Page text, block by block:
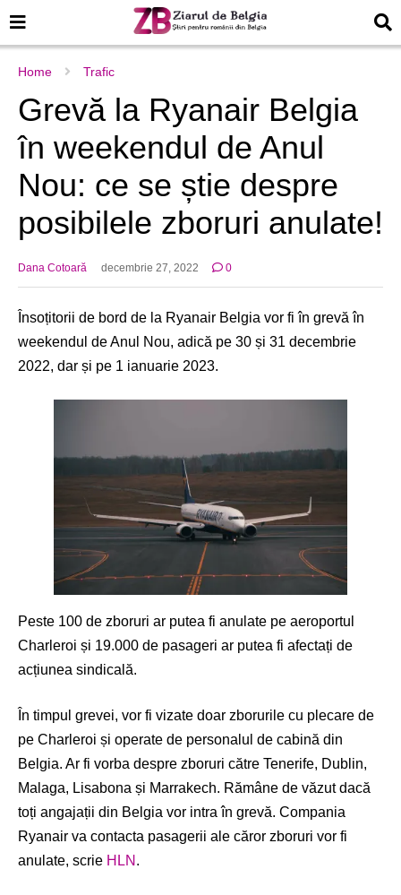
Home Trafic
Grevă la Ryanair Belgia
în weekendul de Anul
Nou: ce se știe despre
posibilele zboruri anulate!
Dana Cotoară decembrie 27, 2022 0
Însoțitorii de bord de la Ryanair Belgia vor fi în grevă în
weekendul de Anul Nou, adică pe 30 și 31 decembrie
2022, dar și pe 1 ianuarie 2023.
Peste 100 de zboruri ar putea fi anulate pe aeroportul
Charleroi și 19.000 de pasageri ar putea fi afectați de
acțiunea sindicală.
În timpul grevei, vor fi vizate doar zborurile cu plecare de
pe Charleroi și operate de personalul de cabină din
Belgia. Ar fi vorba despre zboruri către Tenerife, Dublin,
Malaga, Lisabona și Marrakech. Rămâne de văzut dacă
toți angajații din Belgia vor intra în grevă. Compania
Ryanair va contacta pasagerii ale căror zboruri vor fi
anulate, scrie HLN .